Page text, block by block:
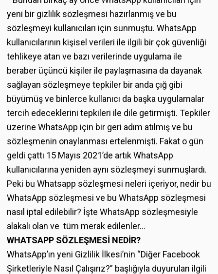
yeni bir gizlilik sözleşmesi hazırlanmış ve bu
sözleşmeyi kullanıcıları için sunmuştu. WhatsApp
kullanıcılarının kişisel verileri ile ilgili bir çok güvenliği
tehlikeye atan ve bazı verilerinde uygulama ile
beraber üçüncü kişiler ile paylaşmasına da dayanak
sağlayan sözleşmeye tepkiler bir anda çığ gibi
büyümüş ve binlerce kullanıcı da başka uygulamalar
tercih edeceklerini tepkileri ile dile getirmişti. Tepkiler
üzerine WhatsApp için bir geri adım atılmış ve bu
sözleşmenin onaylanması ertelenmişti. Fakat o gün
geldi çattı 15 Mayıs 2021’de artık WhatsApp
kullanıcılarına yeniden aynı sözleşmeyi sunmuşlardı.
Peki bu Whatsapp sözleşmesi neleri içeriyor, nedir bu
WhatsApp sözleşmesi ve bu WhatsApp sözleşmesi
nasıl iptal edilebilir? İşte WhatsApp sözleşmesiyle
alakalı olan ve tüm merak edilenler…
WHATSAPP SÖZLEŞMESİ NEDİR?
WhatsApp’ın yeni Gizlilik İlkesi’nin “Diğer Facebook
Şirketleriyle Nasıl Çalışırız?” başlığıyla duyurulan ilgili